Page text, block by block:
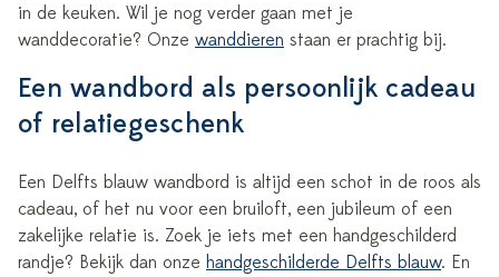
in de keuken. Wil je nog verder gaan met je
wanddecoratie? Onze wanddieren staan er prachtig bij.
Een wandbord als persoonlijk cadeau
of relatiegeschenk
Een Delfts blauw wandbord is altijd een schot in de roos als
cadeau, of het nu voor een bruiloft, een jubileum of een
zakelijke relatie is. Zoek je iets met een handgeschilderd
randje? Bekijk dan onze handgeschilderde Delfts blauw. En